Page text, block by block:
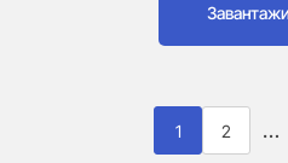
1 2 …